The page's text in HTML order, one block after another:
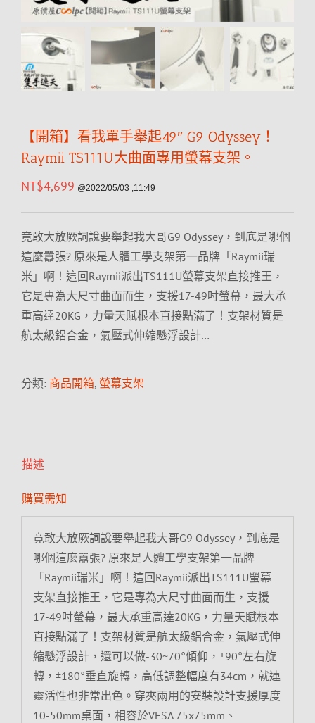
【開箱】看我單手舉起49″ G9 Odyssey！
Raymii TS111U大曲面專用螢幕支架。
NT$4,699 @2022/05/03 ,11:49
竟敢大放厥詞說要舉起我大哥G9 Odyssey，到底是哪個
這麼囂張? 原來是人體工學支架第一品牌「Raymii瑞
米」啊！這回Raymii派出TS111U螢幕支架直接推王，
它是專為大尺寸曲面而生，支援17-49吋螢幕，最大承
重高達20KG，力量天賦根本直接點滿了！支架材質是
航太級鋁合金，氣壓式伸縮懸浮設計…
分類: 商品開箱, 螢幕支架
描述
購買需知
竟敢大放厥詞說要舉起我大哥G9 Odyssey，到底是
哪個這麼囂張? 原來是人體工學支架第一品牌
「Raymii瑞米」啊！這回Raymii派出TS111U螢幕
支架直接推王，它是專為大尺寸曲面而生，支援
17-49吋螢幕，最大承重高達20KG，力量天賦根本
直接點滿了！支架材質是航太級鋁合金，氣壓式伸
縮懸浮設計，還可以做-30~70°傾仰，±90°左右旋
轉，±180°垂直旋轉，高低調整幅度有34cm，就連
靈活性也非常出色。穿夾兩用的安裝設計支援厚度
10-50mm桌面，相容於VESA 75x75mm、